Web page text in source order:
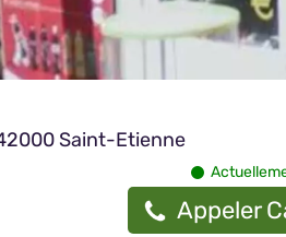
Saint-Etienne
Appeler